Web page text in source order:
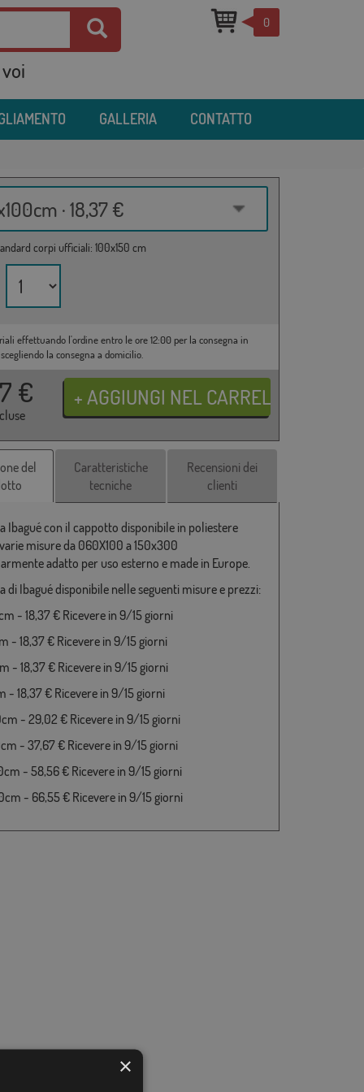
0
GALLERIA CONTATTO
· 18,37 €
corpi ufficiali: 100x150 cm
effettuando l'ordine entro le ore 12:00 per la consegna in
la consegna a domicilio.
€
del
Caratteristiche
tecniche
Recensioni dei
clienti
Ibagué con il cappotto disponibile in poliestere
misure da 060X100 a 150x300
adatto per uso esterno e made in Europe.
di Ibagué disponibile nelle seguenti misure e prezzi:
- 18,37 € Ricevere in 9/15 giorni
- 18,37 € Ricevere in 9/15 giorni
- 18,37 € Ricevere in 9/15 giorni
- 18,37 € Ricevere in 9/15 giorni
- 29,02 € Ricevere in 9/15 giorni
- 37,67 € Ricevere in 9/15 giorni
- 58,56 € Ricevere in 9/15 giorni
- 66,55 € Ricevere in 9/15 giorni
×